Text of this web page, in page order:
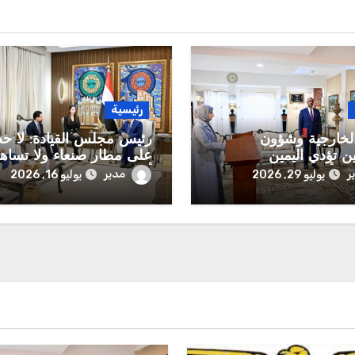
وشؤون
تؤدي اليمين
أمام رئيس مجلس
الرئاسي
يوليو 29, 2026
رئيسية
رئيس مجلس القيادة: لا
على مطار صنعاء ولا
أي تواطؤ جديد لانتهاك
الوطنية
مدير يوليو 16, 2026